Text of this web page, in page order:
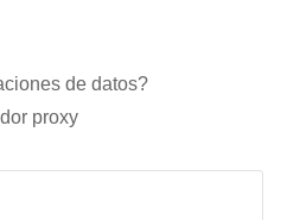
de datos?
proxy